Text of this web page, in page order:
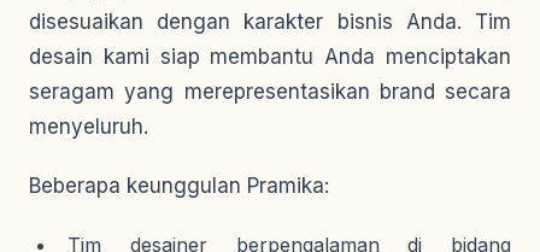
disesuaikan dengan karakter bisnis Anda. Tim
desain kami siap membantu Anda menciptakan
seragam yang merepresentasikan brand secara
menyeluruh.
Beberapa keunggulan Pramika:
Tim desainer berpengalaman di bidang